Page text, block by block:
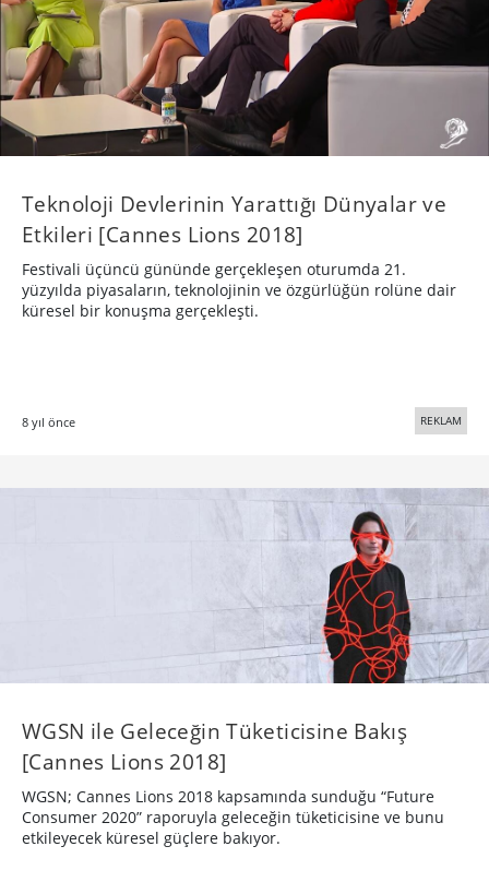
Teknoloji Devlerinin Yarattığı Dünyalar ve
Etkileri [Cannes Lions 2018]
Festivali üçüncü gününde gerçekleşen oturumda 21.
yüzyılda piyasaların, teknolojinin ve özgürlüğün rolüne dair
küresel bir konuşma gerçekleşti.
8 yıl önce REKLAM
WGSN ile Geleceğin Tüketicisine Bakış
[Cannes Lions 2018]
WGSN; Cannes Lions 2018 kapsamında sunduğu “Future
Consumer 2020” raporuyla geleceğin tüketicisine ve bunu
etkileyecek küresel güçlere bakıyor.